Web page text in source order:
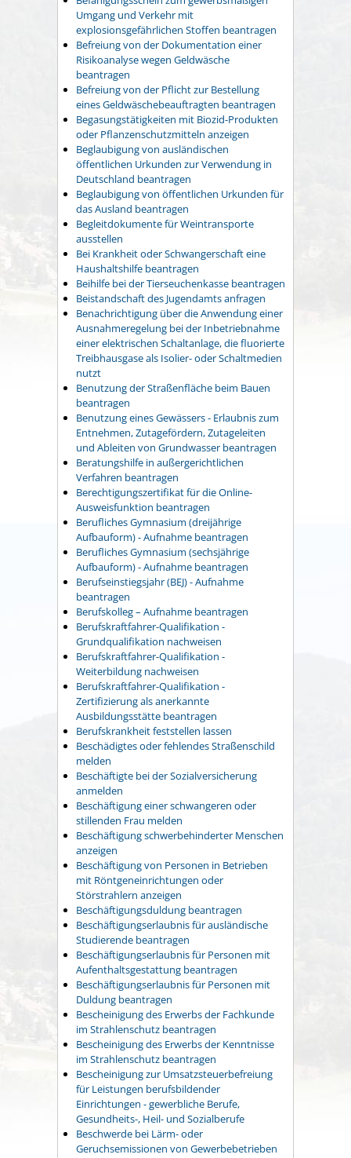
Umgang und Verkehr mit
explosionsgefährlichen Stoffen beantragen
Befreiung von der Dokumentation einer
Risikoanalyse wegen Geldwäsche
beantragen
Befreiung von der Pflicht zur Bestellung
eines Geldwäschebeauftragten beantragen
Begasungstätigkeiten mit Biozid-Produkten
oder Pflanzenschutzmitteln anzeigen
Beglaubigung von ausländischen
öffentlichen Urkunden zur Verwendung in
Deutschland beantragen
Beglaubigung von öffentlichen Urkunden für
das Ausland beantragen
Begleitdokumente für Weintransporte
ausstellen
Bei Krankheit oder Schwangerschaft eine
Haushaltshilfe beantragen
Beihilfe bei der Tierseuchenkasse beantragen
Beistandschaft des Jugendamts anfragen
Benachrichtigung über die Anwendung einer
Ausnahmeregelung bei der Inbetriebnahme
einer elektrischen Schaltanlage, die fluorierte
Treibhausgase als Isolier- oder Schaltmedien
nutzt
Benutzung der Straßenfläche beim Bauen
beantragen
Benutzung eines Gewässers - Erlaubnis zum
Entnehmen, Zutagefördern, Zutageleiten
und Ableiten von Grundwasser beantragen
Beratungshilfe in außergerichtlichen
Verfahren beantragen
Berechtigungszertifikat für die Online-
Ausweisfunktion beantragen
Berufliches Gymnasium (dreijährige
Aufbauform) - Aufnahme beantragen
Berufliches Gymnasium (sechsjährige
Aufbauform) - Aufnahme beantragen
Berufseinstiegsjahr (BEJ) - Aufnahme
beantragen
Berufskolleg – Aufnahme beantragen
Berufskraftfahrer-Qualifikation -
Grundqualifikation nachweisen
Berufskraftfahrer-Qualifikation -
Weiterbildung nachweisen
Berufskraftfahrer-Qualifikation -
Zertifizierung als anerkannte
Ausbildungsstätte beantragen
Berufskrankheit feststellen lassen
Beschädigtes oder fehlendes Straßenschild
melden
Beschäftigte bei der Sozialversicherung
anmelden
Beschäftigung einer schwangeren oder
stillenden Frau melden
Beschäftigung schwerbehinderter Menschen
anzeigen
Beschäftigung von Personen in Betrieben
mit Röntgeneinrichtungen oder
Störstrahlern anzeigen
Beschäftigungsduldung beantragen
Beschäftigungserlaubnis für ausländische
Studierende beantragen
Beschäftigungserlaubnis für Personen mit
Aufenthaltsgestattung beantragen
Beschäftigungserlaubnis für Personen mit
Duldung beantragen
Bescheinigung des Erwerbs der Fachkunde
im Strahlenschutz beantragen
Bescheinigung des Erwerbs der Kenntnisse
im Strahlenschutz beantragen
Bescheinigung zur Umsatzsteuerbefreiung
für Leistungen berufsbildender
Einrichtungen - gewerbliche Berufe,
Gesundheits-, Heil- und Sozialberufe
Beschwerde bei Lärm- oder
Geruchsemissionen von Gewerbebetrieben